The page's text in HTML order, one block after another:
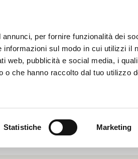
per fornire funzionalità dei
sul modo in cui utilizzi il
web, pubblicità e social media, i
che hanno raccolto dal tuo utilizzo
Statistiche Marketing